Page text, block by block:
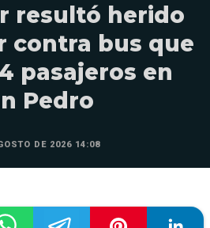
resultó herido
contra bus que
pasajeros en
Pedro
DE 2026 14:08